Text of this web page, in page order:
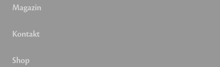
Magazin
Kontakt
Shop